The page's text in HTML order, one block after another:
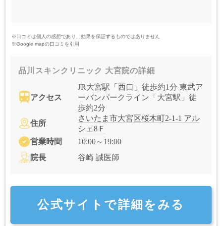
※口コミは個人の感想であり、効果を保証するものではありません
※Google mapの口コミを引用
品川スキンクリニック 大宮院の詳細
アクセス
JR大宮駅「西口」徒歩約1分 東武ア
ーバンパークライン「大宮駅」徒
歩約2分
住所
さいたま市大宮区桜木町2-1-1 アル
シェ8Ｆ
営業時間
10:00～19:00
院長
谷崎 誠医師
公式サイトで詳細をみる